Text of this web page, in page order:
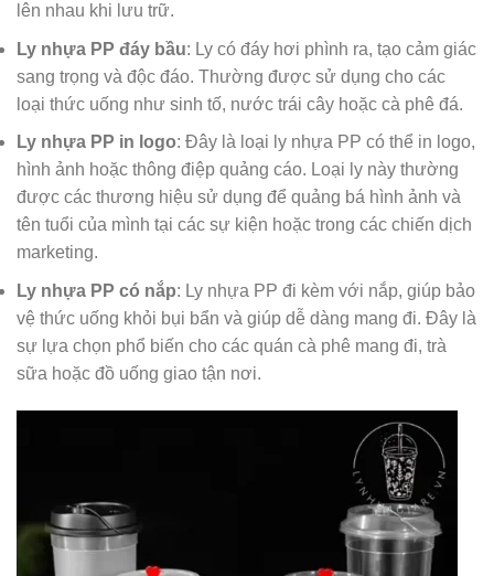
lên nhau khi lưu trữ.
Ly nhựa PP đáy bầu: Ly có đáy hơi phình ra, tạo cảm giác
sang trọng và độc đáo. Thường được sử dụng cho các
loại thức uống như sinh tố, nước trái cây hoặc cà phê đá.
Ly nhựa PP in logo: Đây là loại ly nhựa PP có thể in logo,
hình ảnh hoặc thông điệp quảng cáo. Loại ly này thường
được các thương hiệu sử dụng để quảng bá hình ảnh và
tên tuổi của mình tại các sự kiện hoặc trong các chiến dịch
marketing.
Ly nhựa PP có nắp: Ly nhựa PP đi kèm với nắp, giúp bảo
vệ thức uống khỏi bụi bẩn và giúp dễ dàng mang đi. Đây là
sự lựa chọn phổ biến cho các quán cà phê mang đi, trà
sữa hoặc đồ uống giao tận nơi.